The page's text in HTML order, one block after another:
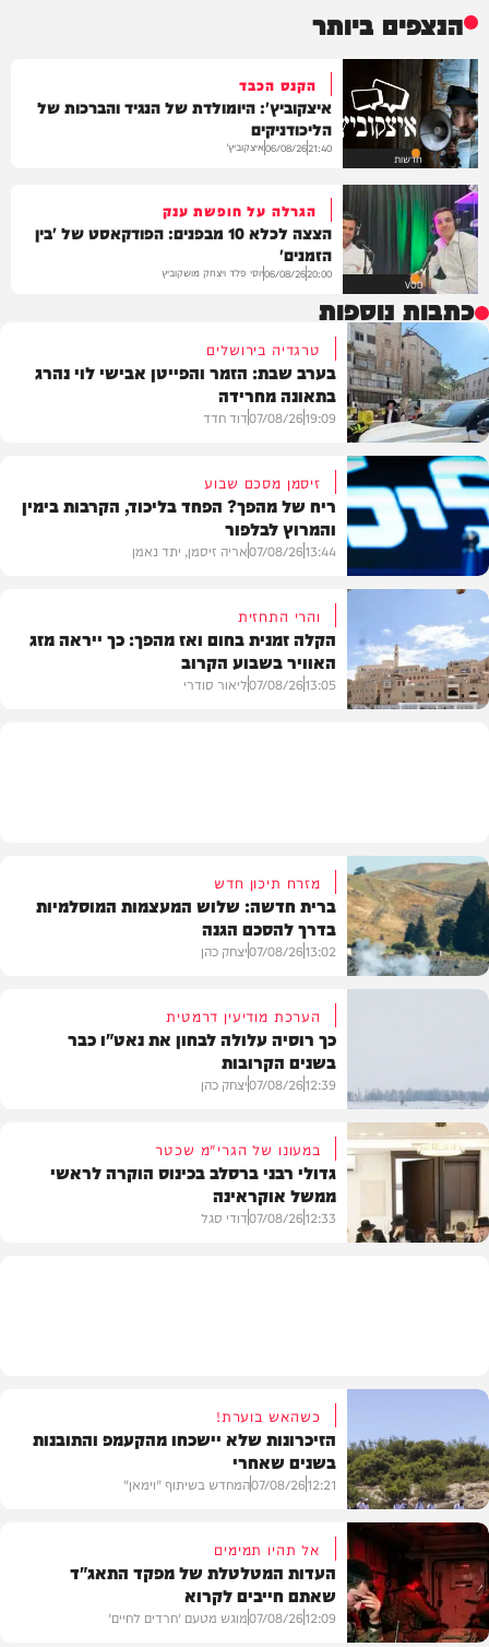
הנצפים ביותר
חדשות
הקנס הכבד
איצקוביץ': היומולדת של הנגיד והברכות של
הליכודניקים
21:40
06/08/26איצקוביץ'
VOD
הגרלה על חופשת ענק
הצצה לכלא 10 מבפנים: הפודקאסט של 'בין
הזמנים'
20:00
06/08/26יוסי פלד ויצחק מושקוביץ
כתבות נוספות
בארץ
טרגדיה בירושלים
בערב שבת: הזמר והפייטן אבישי לוי נהרג
בתאונה מחרידה
19:09
07/08/26דוד חדד
פוליטי
זיסמן מסכם שבוע
ריח של מהפך? הפחד בליכוד, הקרבות בימין
והמרוץ לבלפור
13:44
07/08/26אריה זיסמן, יתד נאמן
והרי התחזית
הקלה זמנית בחום ואז מהפך: כך ייראה מזג
האוויר בשבוע הקרוב
13:05
07/08/26ליאור סודרי
מזרח תיכון חדש
ברית חדשה: שלוש המעצמות המוסלמיות
בדרך להסכם הגנה
13:02
07/08/26יצחק כהן
הערכת מודיעין דרמטית
כך רוסיה עלולה לבחון את נאט"ו כבר
בשנים הקרובות
12:39
07/08/26יצחק כהן
במעונו של הגרי"מ שכטר
גדולי רבני ברסלב בכינוס הוקרה לראשי
ממשל אוקראינה
12:33
07/08/26דודי סגל
וידאו
כשהאש בוערת!
הזיכרונות שלא יישכחו מהקעמפ והתובנות
בשנים שאחרי
12:21
07/08/26המחדש בשיתוף "וימאן"
אל תהיו תמימים
העדות המטלטלת של מפקד התאג"ד
שאתם חייבים לקרוא
12:09
07/08/26מוגש מטעם 'חרדים לחיים'